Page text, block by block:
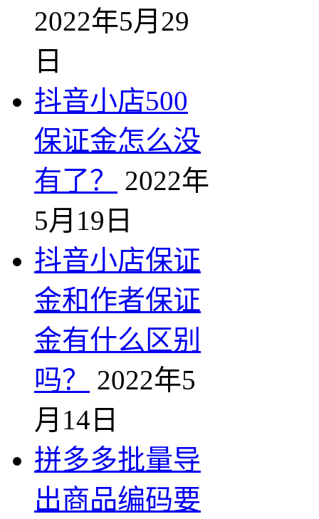
2022年5月29
日
抖音小店500
保证金怎么没
有了？
2022年
5月19日
抖音小店保证
金和作者保证
金有什么区别
吗？
2022年5
月14日
拼多多批量导
出商品编码要